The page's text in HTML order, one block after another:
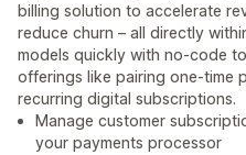
billing solution to accelerate
reduce churn – all directly
models quickly with no-code
offerings like pairing one-time
recurring digital subscriptions.
Manage customer
your payments processor